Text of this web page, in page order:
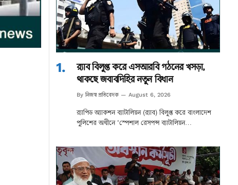
র‌্যাব বিলুপ্ত করে এসআরবি গঠনের খসড়া,
থাকছে জবাবদিহির নতুন বিধান
By নিজস্ব প্রতিবেদক August 6, 2026
র‌্যাপিড অ্যাকশন ব্যাটালিয়ন (র‌্যাব) বিলুপ্ত করে বাংলাদেশ
পুলিশের অধীনে ‘স্পেশাল রেসপন্স ব্যাটালিয়ন…